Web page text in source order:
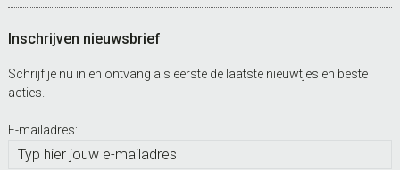
Inschrijven nieuwsbrief
Schrijf je nu in en ontvang als eerste de laatste nieuwtjes en beste
acties.
E-mailadres: